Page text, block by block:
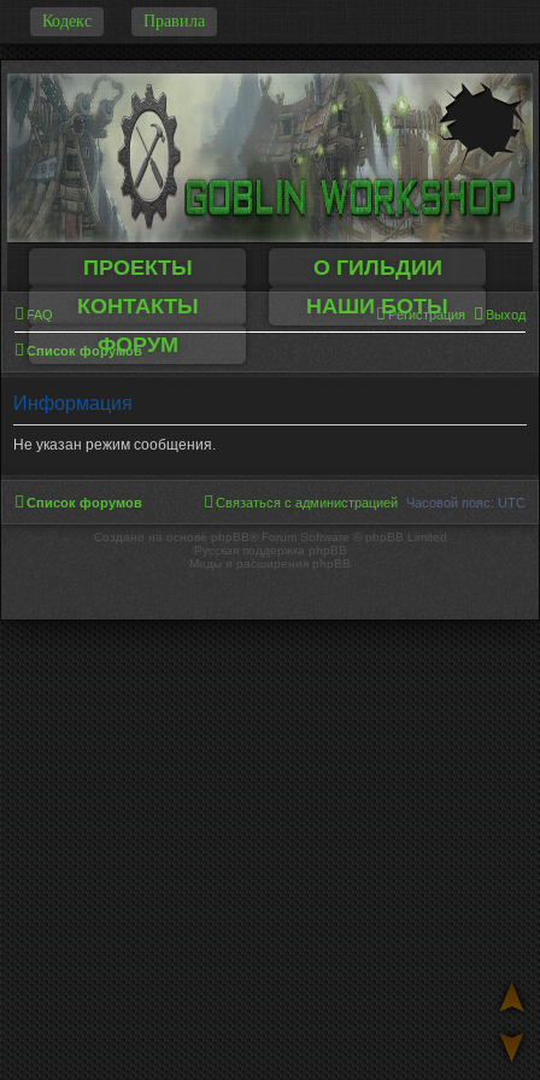
Кодекс Правила
ПРОЕКТЫ
О ГИЛЬДИИ
КОНТАКТЫ
НАШИ БОТЫ
ФОРУМ
FAQ Выход
Регистрация
Список форумов
Информация
Не указан режим сообщения.
Список форумов Часовой пояс: UTC
Связаться с администрацией
Создано на основе phpBB® Forum Software © phpBB Limited
Русская поддержка phpBB
Моды и расширения phpBB